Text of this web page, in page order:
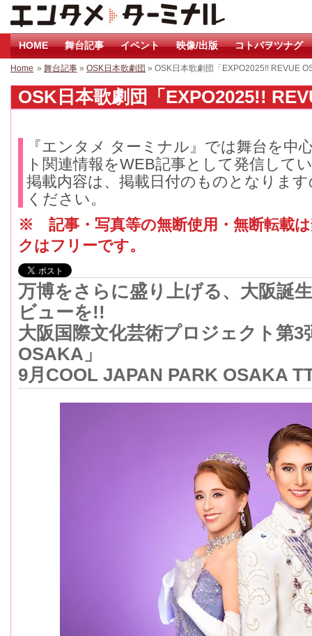
HOME 舞台記事 イベント 映像/出版 コトバヲツナグ
Home » 舞台記事 » OSK日本歌劇団 » OSK日本歌劇団「EXPO2025!! REVUE
OSK日本歌劇団「EXPO2025!!
『エンタメ ターミナル』では舞台を中
ト関連情報をWEB記事として発信して
掲載内容は、掲載日付のものとなりま
ください。
※ 記事・写真等の無断使用・無断転載
クはフリーです。
万博をさらに盛り上げる、大阪誕
ビューを!!
大阪国際文化芸術プロジェクト第3
OSAKA」
9月COOL JAPAN PARK OSAKA